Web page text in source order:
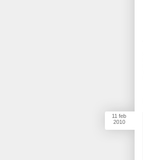
11 feb
2010